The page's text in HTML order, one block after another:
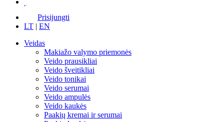
Prisijungti
LT | EN
Veidas
Makiažo valymo priemonės
Veido prausikliai
Veido šveitikliai
Veido tonikai
Veido serumai
Veido ampulės
Veido kaukės
Paakių kremai ir serumai